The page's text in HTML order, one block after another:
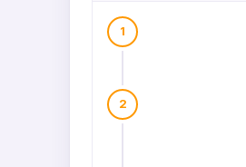
1
2